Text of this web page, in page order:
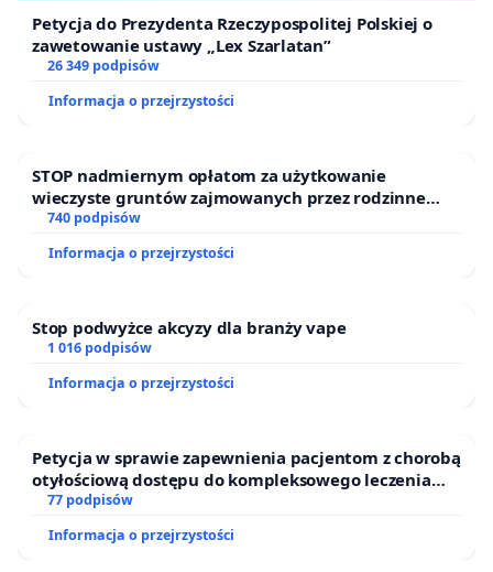
Petycja do Prezydenta Rzeczypospolitej Polskiej o
zawetowanie ustawy „Lex Szarlatan”
26 349 podpisów
Informacja o przejrzystości
STOP nadmiernym opłatom za użytkowanie
wieczyste gruntów zajmowanych przez rodzinne
ogrody działkowe.
740 podpisów
Informacja o przejrzystości
Stop podwyżce akcyzy dla branży vape
1 016 podpisów
Informacja o przejrzystości
Petycja w sprawie zapewnienia pacjentom z chorobą
otyłościową dostępu do kompleksowego leczenia
oraz programów profilaktycznych.
77 podpisów
Informacja o przejrzystości